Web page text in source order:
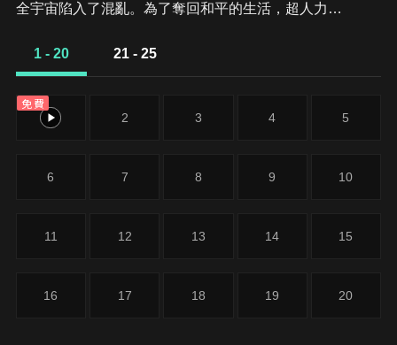
全宇宙陷入了混亂。為了奪回和平的生活，超人力霸
並陸續毀滅行星的神祕存在，也正在私底下進行卑劣
1 - 20 21 - 25
免費
1 2 3 4 5
6 7 8 9 10
11 12 13 14 15
16 17 18 19 20